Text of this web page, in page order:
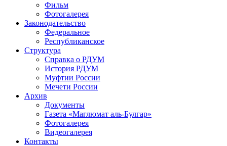
Фильм
Фотогалерея
Законодательство
Федеральное
Республиканское
Структура
Справка о РДУМ
История РДУМ
Муфтии России
Мечети России
Архив
Документы
Газета «Маглюмат аль-Булгар»
Фотогалерея
Видеогалерея
Контакты